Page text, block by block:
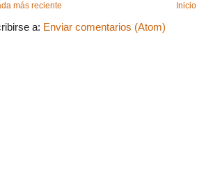
más reciente Inicio
a: Enviar comentarios (Atom)